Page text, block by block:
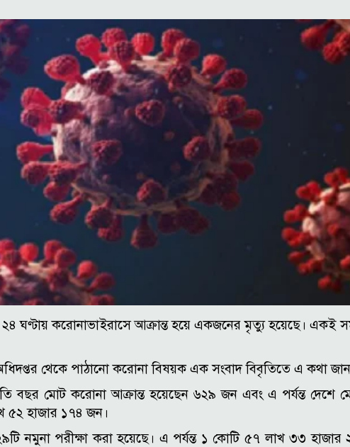
ঘণ্টায় করোনাভাইরাসে আক্রান্ত হয়ে একজনের মৃত্যু হয়েছে। একই
অধিদপ্তর থেকে পাঠানো করোনা বিষয়ক এক সংবাদ বিবৃতিতে এ কথা
বছর মোট করোনা আক্রান্ত হয়েছেন ৬২৯ জন এবং এ পর্যন্ত দেশে
৫২ হাজার ১৭৪ জন।
নমুনা পরীক্ষা করা হয়েছে। এ পর্যন্ত ১ কোটি ৫৭ লাখ ৩৩